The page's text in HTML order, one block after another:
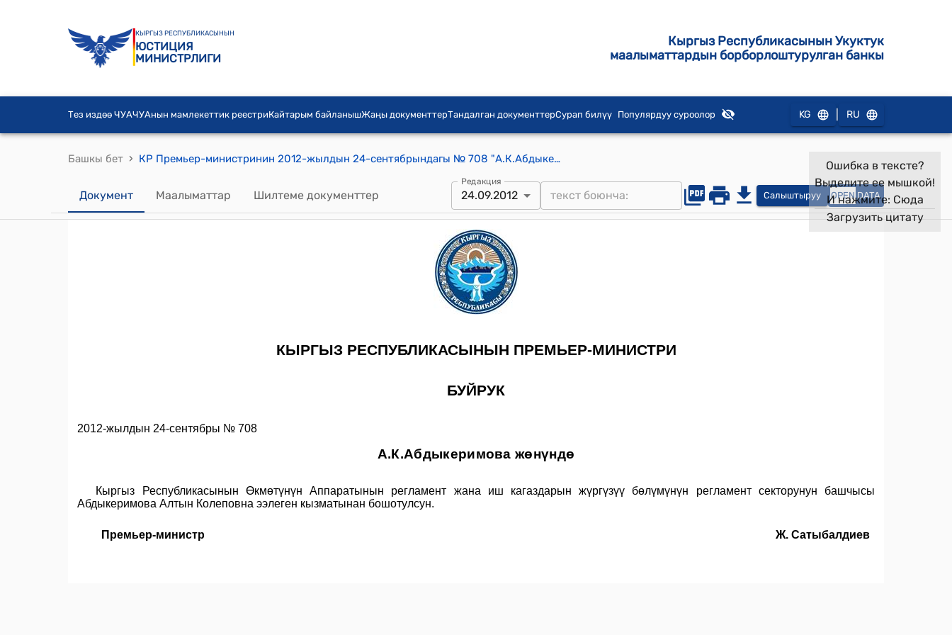
КЫРГЫЗ РЕСПУБЛИКАСЫНЫН
ЮСТИЦИЯ
МИНИСТРЛИГИ
Кыргыз Республикасынын Укуктук
маалыматтардын борборлоштурулган банкы
Тез издөө ЧУАЧУАнын мамлекеттик реестриКайтарым байланышЖаңы документтерТандалган документтерСурап билүү Популярдуу суроолор KG RU
Башкы бет › КР Премьер-министринин 2012-жылдын 24-сентябрындагы № 708 "А.К.Абдыкеримова жөнүндө" буйругу
Документ Маалыматтар Шилтеме документтер
Редакция
24.09.2012 Салыштыруу OPEN DATA
Ошибка в тексте?
Выделите ее мышкой!
И нажмите: Сюда
Загрузить цитату